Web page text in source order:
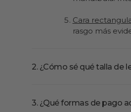
Cara
rasgo más
2. ¿Cómo sé qué talla de
3. ¿Qué formas de pago